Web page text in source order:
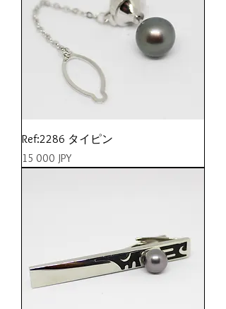
Ref:2286 タイピン
Prix
15 000 JPY